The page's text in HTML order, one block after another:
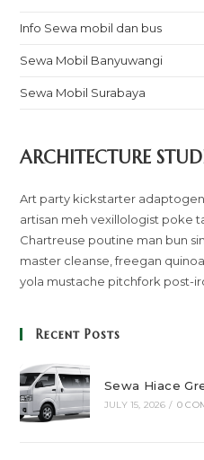
Info Sewa mobil dan bus
Sewa Mobil Banyuwangi
Sewa Mobil Surabaya
ARCHITECTURE
Art party kickstarter
artisan meh vexillologist poke
Chartreuse poutine man bun
master cleanse, freegan
yola mustache pitchfork post-
Recent Posts
Sewa Hiace
JULY 15, 2026 / 0